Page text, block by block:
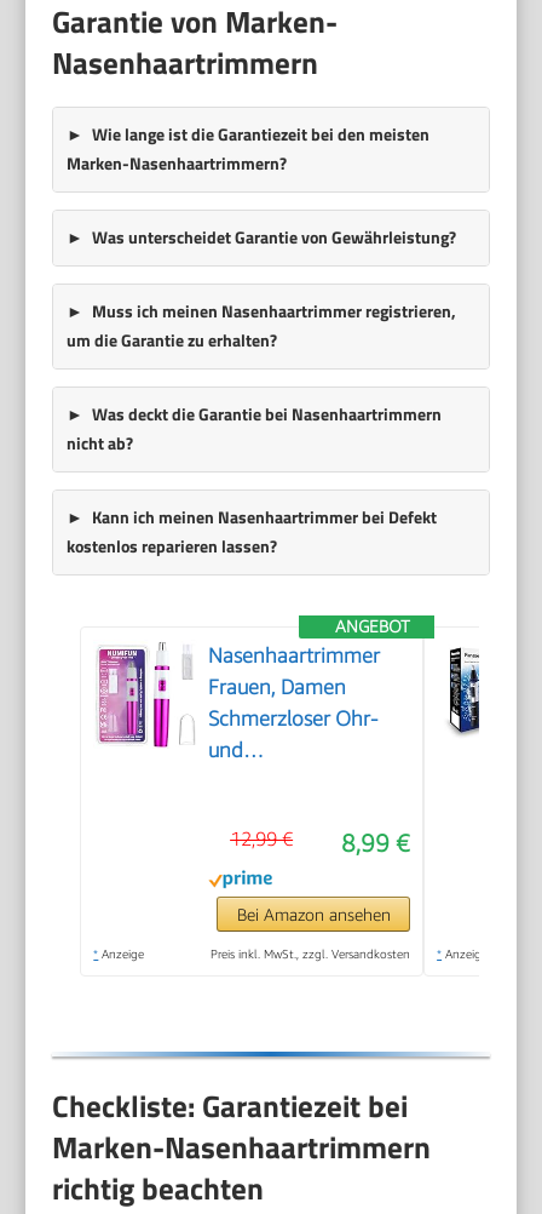
Garantie von Marken-
Nasenhaartrimmern
Wie lange ist die Garantiezeit bei den meisten
Marken-Nasenhaartrimmern?
Was unterscheidet Garantie von Gewährleistung?
Muss ich meinen Nasenhaartrimmer registrieren,
um die Garantie zu erhalten?
Was deckt die Garantie bei Nasenhaartrimmern
nicht ab?
Kann ich meinen Nasenhaartrimmer bei Defekt
kostenlos reparieren lassen?
ANGEBOT
Nasenhaartrimmer
Frauen, Damen
Schmerzloser Ohr-
und
Augenbrauen Gesicht
Ohr Haarschneider
Nasenhaarschneider
Professionell
Wasserdicht, Rose Lila
8,99 €
12,99 €
Bei Amazon ansehen
* Anzeige Preis inkl. MwSt., zzgl. Versandkosten * Anzeige
Checkliste: Garantiezeit bei
Marken-Nasenhaartrimmern
richtig beachten